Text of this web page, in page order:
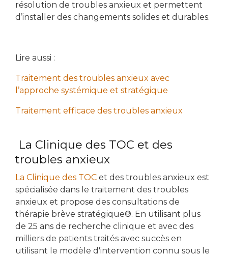
résolution de troubles anxieux et permettent
d’installer des changements solides et durables.
Lire aussi :
Traitement des troubles anxieux avec
l’approche systémique et stratégique
Traitement efficace des troubles anxieux
La Clinique des TOC et des
troubles anxieux
La Clinique des TOC et des troubles anxieux est
spécialisée dans le traitement des troubles
anxieux et propose des consultations de
thérapie brève stratégique®. En utilisant plus
de 25 ans de recherche clinique et avec des
milliers de patients traités avec succès en
utilisant le modèle d'intervention connu sous le